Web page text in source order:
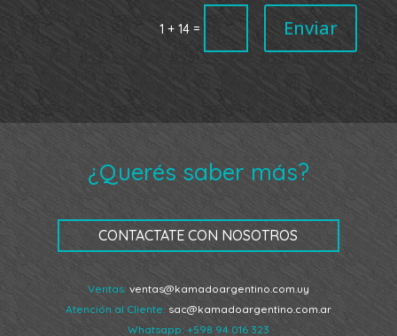
1 + 14 = Enviar
¿Querés saber más?
CONTACTATE CON NOSOTROS
Ventas: ventas@kamadoargentino.com.uy
Atención al Cliente: sac@kamadoargentino.com.ar
Whatsapp: +598 94 016 323